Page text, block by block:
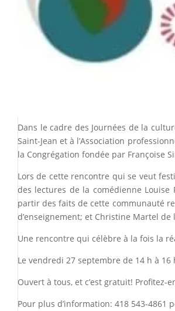
Dans le cadre des Journées de la
Saint-Jean et à l’Association
la Congrégation fondée par Françoise
Lors de cette rencontre qui se veut
des lectures de la comédienne
partir des faits de cette communauté
d’enseignement; et Christine Martel de
Une rencontre qui célèbre à la fois la
Le vendredi 27 septembre de 14 h à
Ouvert à tous, et c’est gratuit! Profitez-
Pour plus d’information: 418 543-4861